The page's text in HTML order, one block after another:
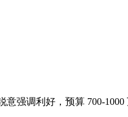
强调利好，预算 700-1000